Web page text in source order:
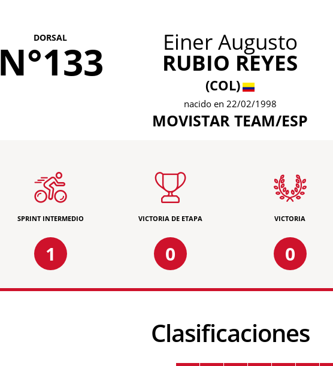
DORSAL
N°133 Einer Augusto
RUBIO REYES
(COL)
nacido en 22/02/1998
MOVISTAR TEAM/ESP
SPRINT INTERMEDIO
1
VICTORIA DE ETAPA
0
VICTORIA
0
Clasificaciones